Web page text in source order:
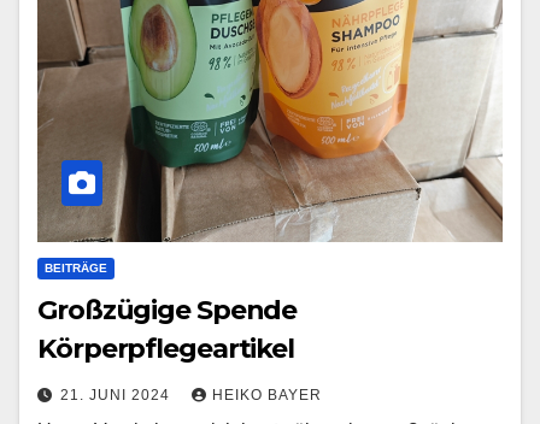
BEITRÄGE
Großzügige Spende
Körperpflegeartikel
21. JUNI 2024 HEIKO BAYER